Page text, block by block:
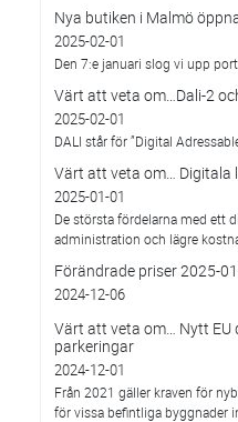
Nya butiken i Malmö
2025-02-01
Den 7:e januari slog vi upp
Värt att veta om…Dali-2
2025-02-01
DALI står för ”Digital
Värt att veta om… Digitala
2025-01-01
De största fördelarna med ett
administration och lägre
Förändrade priser 2025-
2024-12-06
Värt att veta om… Nytt EU
parkeringar
2024-12-01
Från 2021 gäller kraven för
för vissa befintliga byggnader